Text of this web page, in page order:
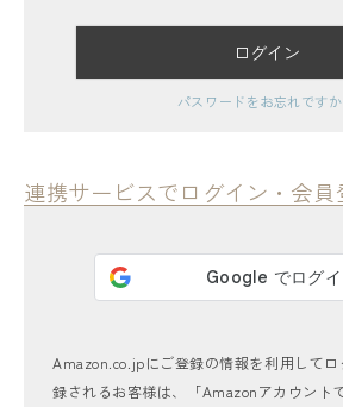
レディースボトムス
会員ステージ特典プログラムについて
ログイン
パスワードをお忘れですか
連携サービスでログイン・会員
Amazon.co.jpにご登録の情報を利用して
録されるお客様は、「Amazonアカウント